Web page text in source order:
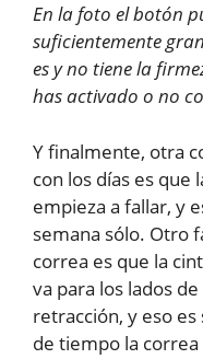
En la foto el botón
suficientemente
es y no tiene la
has activado o no
Y finalmente, otra
con los días es que
empieza a fallar, y
semana sólo. Otro
correa es que la
va para los lados
retracción, y eso
de tiempo la correa